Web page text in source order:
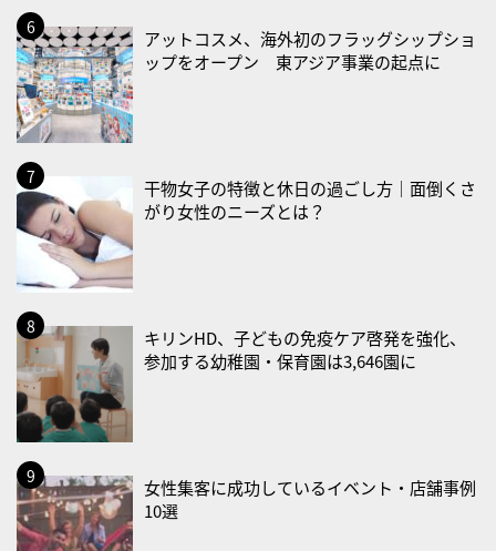
・ＥＰＡの日
2026/08/31(月)
・菜の日
・血管内破砕術（IVL）の日
2026/09/01(火)
・がん征圧月間
・世界アルツハイマー月間
・健康増進普及月間
・歯ヂカラ探究月間
・職場の健康診断実施強化月間
・大腸がん検診の日
・防災の日
2026/09/02(水)
・がん征圧月間
・世界アルツハイマー月間
・健康増進普及月間
アットコスメ、海外初のフラッグシップショ
ップをオープン 東アジア事業の起点に
干物女子の特徴と休日の過ごし方｜面倒くさ
がり女性のニーズとは？
キリンHD、子どもの免疫ケア啓発を強化、
参加する幼稚園・保育園は3,646園に
女性集客に成功しているイベント・店舗事例
10選